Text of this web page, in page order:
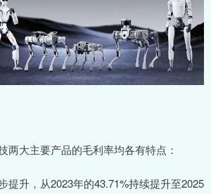
两大主要产品的毛利率均各有特点：
提升，从2023年的43.71%持续提升至2025